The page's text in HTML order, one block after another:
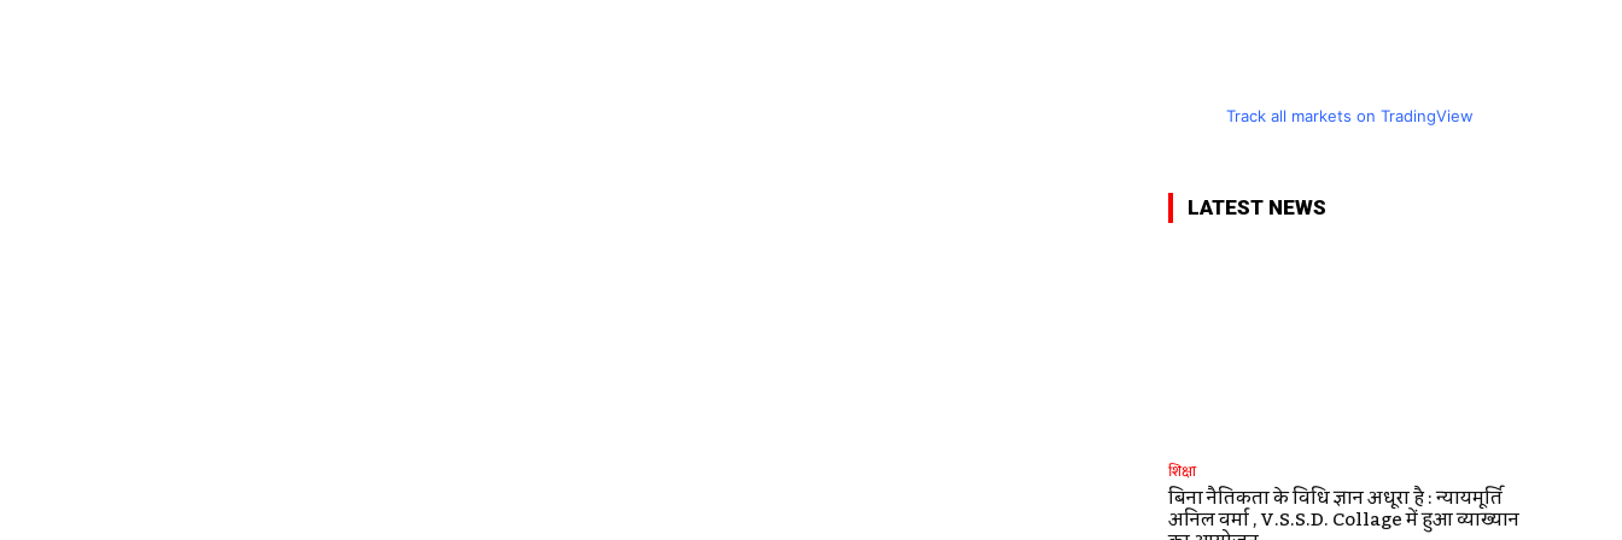
Track all markets on TradingView
LATEST NEWS
शिक्षा
बिना नैतिकता के विधि ज्ञान अधूरा है : न्यायमूर्ति
अनिल वर्मा , V.S.S.D. Collage में हुआ व्याख्यान